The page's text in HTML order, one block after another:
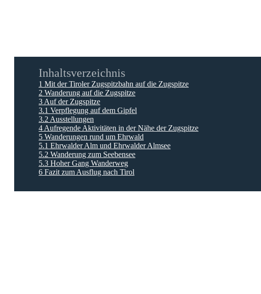
Inhaltsverzeichnis
1 Mit der Tiroler Zugspitzbahn auf die Zugspitze
2 Wanderung auf die Zugspitze
3 Auf der Zugspitze
3.1 Verpflegung auf dem Gipfel
3.2 Ausstellungen
4 Aufregende Aktivitäten in der Nähe der Zugspitze
5 Wanderungen rund um Ehrwald
5.1 Ehrwalder Alm und Ehrwalder Almsee
5.2 Wanderung zum Seebensee
5.3 Hoher Gang Wanderweg
6 Fazit zum Ausflug nach Tirol